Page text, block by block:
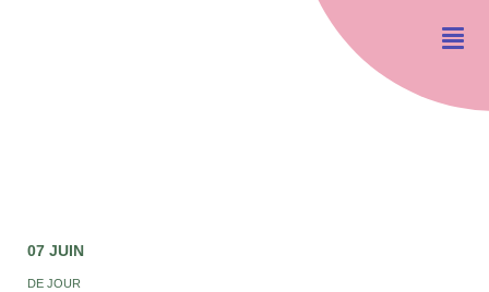
07 JUIN
DE JOUR